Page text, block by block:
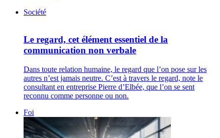
Société
Le regard, cet élément essentiel de la
communication non verbale
Dans toute relation humaine, le regard que l’on pose sur les
autres n’est jamais neutre. C’est à travers le regard, note le
consultant en entreprise Pierre d’Elbée, que l’on se sent
reconnu comme personne ou non.
Foi